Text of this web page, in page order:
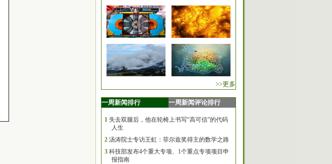
>>更多
一周新闻排行 一周新闻评论排行
1 失去双腿后，他在轮椅上书写“高可信”的代码
人生
2 汤涛院士专访王虹：菲尔兹奖得主的数学之路
3 科技部发布4个重大专项、1个重点专项项目申
报指南